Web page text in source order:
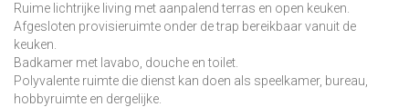
Ruime lichtrijke living met aanpalend terras en open keuken.
Afgesloten provisieruimte onder de trap bereikbaar vanuit de
keuken.
Badkamer met lavabo, douche en toilet.
Polyvalente ruimte die dienst kan doen als speelkamer, bureau,
hobbyruimte en dergelijke.